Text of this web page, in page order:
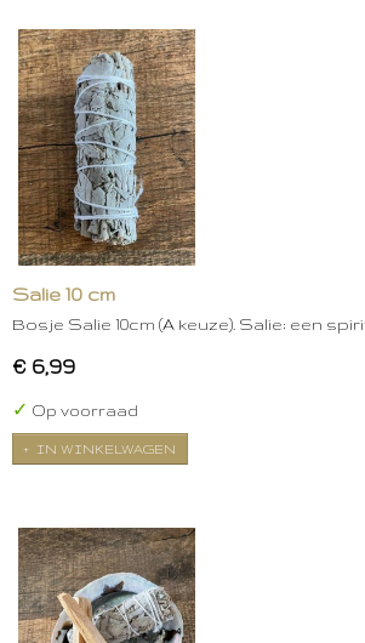
Salie 10 cm
Bosje Salie 10cm (A keuze). Salie: een
€ 6,99
✓ Op voorraad
IN WINKELWAGEN